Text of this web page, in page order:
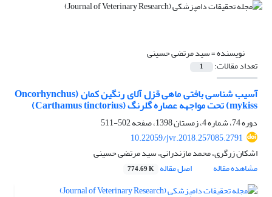
نویسنده =سید مرتضی حسینی
تعداد مقالات: 1
آسیب شناسی بافتی ماهی قزل آلای رنگین کمان (Oncorhynchus
mykiss) تحت مواجهه عصاره گلرنگ (Carthamus tinctorius)
دوره 74، شماره 4، زمستان 1398، صفحه
502-511
10.22059/jvr.2018.257085.2791
اشکان زرگری، محمد مازندرانی، سید مرتضی حسینی
مشاهده مقاله
اصل مقاله 774.69 K